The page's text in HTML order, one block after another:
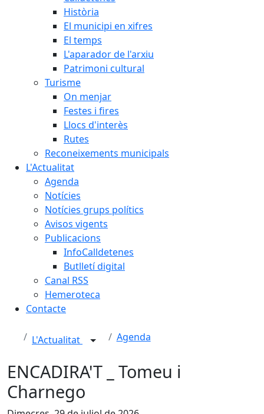
Història
El municipi en xifres
El temps
L'aparador de l'arxiu
Patrimoni cultural
Turisme
On menjar
Festes i fires
Llocs d'interès
Rutes
Reconeixements municipals
L'Actualitat
Agenda
Notícies
Notícies grups polítics
Avisos vigents
Publicacions
InfoCalldetenes
Butlletí digital
Canal RSS
Hemeroteca
Contacte
L'Actualitat Agenda
ENCADIRA'T _ Tomeu i
Charnego